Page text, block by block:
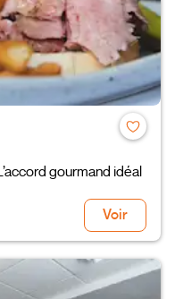
gourmand idéal
Voir